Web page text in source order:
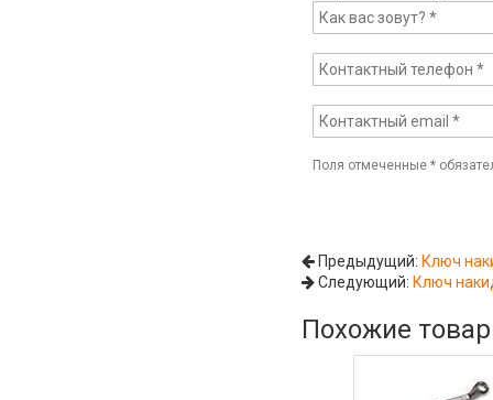
Поля отмеченные*
Предыдущий: Ключ
Следующий: Ключ
Похожие